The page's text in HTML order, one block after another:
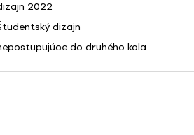
2022
dizajn
do druhého kola